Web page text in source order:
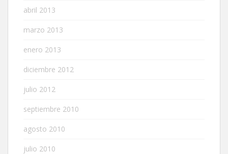
abril 2013
marzo 2013
enero 2013
diciembre 2012
julio 2012
septiembre 2010
agosto 2010
julio 2010